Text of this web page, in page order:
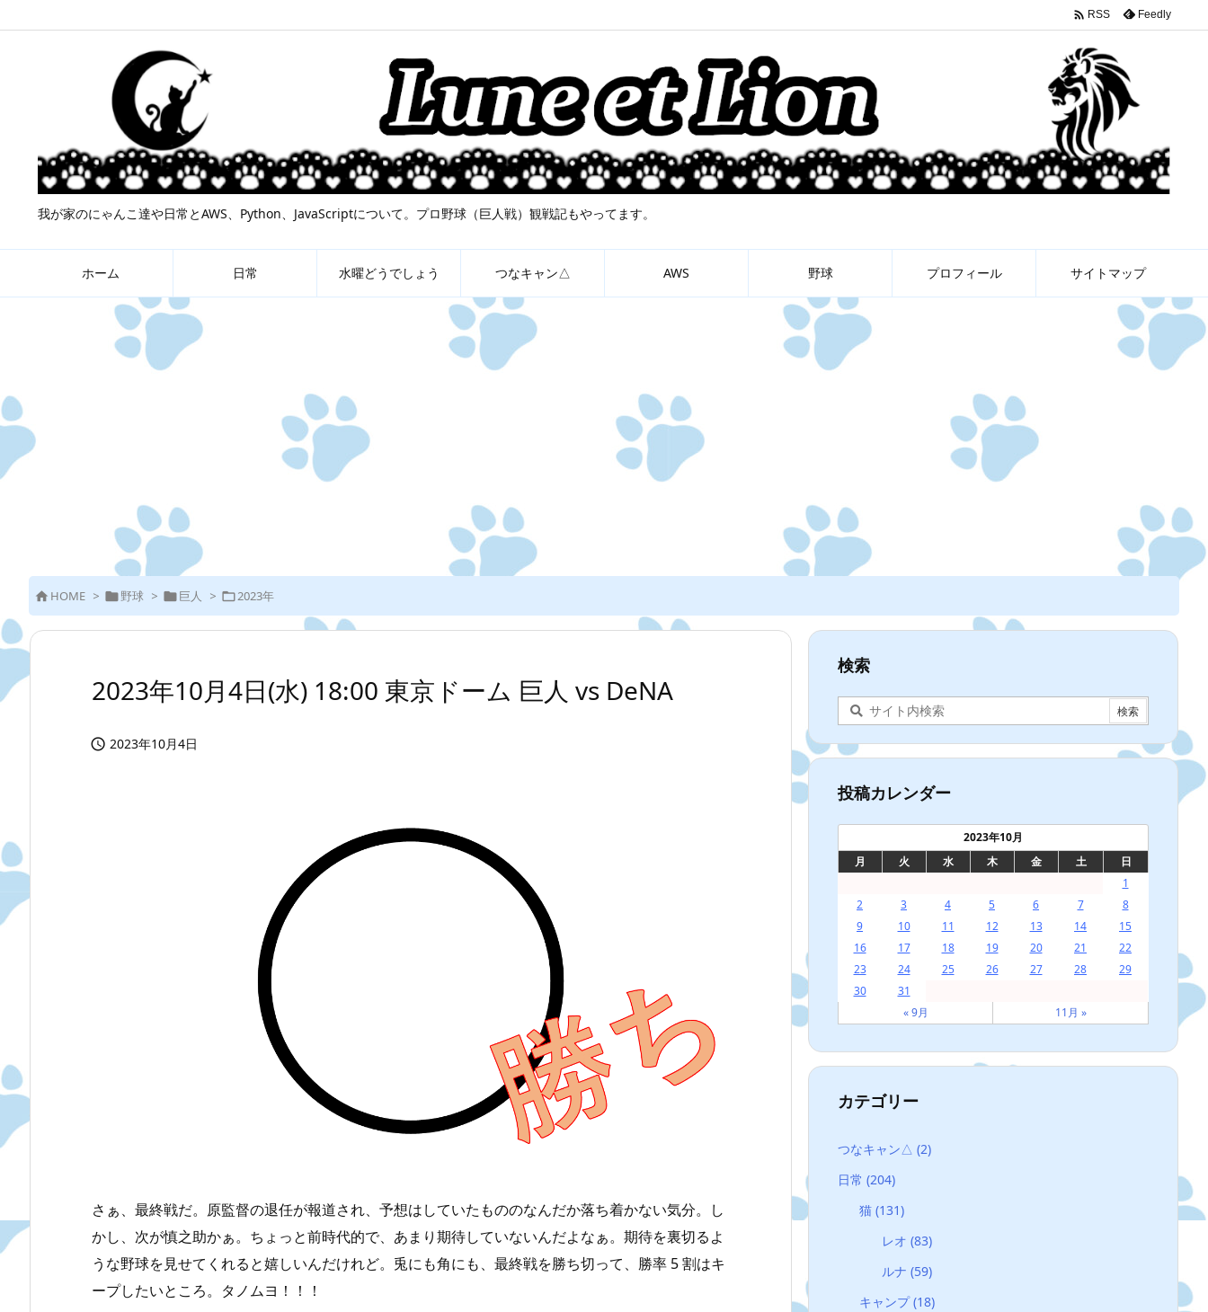
我が家のにゃんこ達や日常とAWS、Python、JavaScriptについて。プロ野球（巨人戦）観戦記もやってます。
ホーム 日常 水曜どうでしょう つなキャン△ AWS 野球 プロフィール サイトマップ
 RSS Feedly
 HOME > 野球 > 巨人 > 2023年
2023年10月4日(水) 18:00 東京ドーム 巨人 vs DeNA
 2023年10月4日
さぁ、最終戦だ。原監督の退任が報道され、予想はしていたもののなんだか落ち着かない気分。し
かし、次が慎之助かぁ。ちょっと前時代的で、あまり期待していないんだよなぁ。期待を裏切るよ
うな野球を見せてくれると嬉しいんだけれど。兎にも角にも、最終戦を勝ち切って、勝率 5 割はキ
ープしたいところ。タノムヨ！！！
検索
投稿カレンダー
2023年10月
月
火 水 木 金 土
日
1
2
3 4 5 6 7
8
9
10 11 12 13 14
15
16
17 18 19 20 21
22
23
24 25 26 27 28
29
30
31
« 9月
11月 »
カテゴリー
つなキャン△ (2)
日常 (204)
猫(131)
レオ (83)
ルナ (59)
キャンプ(18)